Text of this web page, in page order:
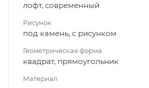
лофт, современный
Рисунок
под камень, с рисунком
Геометрическая форма
квадрат, прямоугольник
Материал